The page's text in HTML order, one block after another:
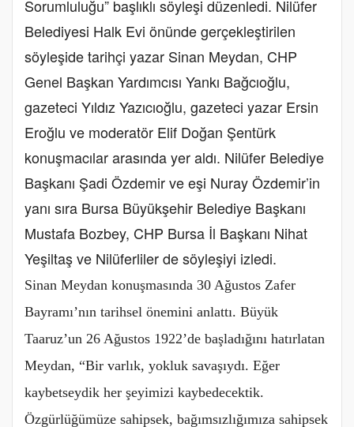
Sorumluluğu” başlıklı söyleşi düzenledi. Nilüfer
Belediyesi Halk Evi önünde gerçekleştirilen
söyleşide tarihçi yazar Sinan Meydan, CHP
Genel Başkan Yardımcısı Yankı Bağcıoğlu,
gazeteci Yıldız Yazıcıoğlu, gazeteci yazar Ersin
Eroğlu ve moderatör Elif Doğan Şentürk
konuşmacılar arasında yer aldı. Nilüfer Belediye
Başkanı Şadi Özdemir ve eşi Nuray Özdemir’in
yanı sıra Bursa Büyükşehir Belediye Başkanı
Mustafa Bozbey, CHP Bursa İl Başkanı Nihat
Yeşiltaş ve Nilüferliler de söyleşiyi izledi.
Sinan Meydan konuşmasında 30 Ağustos Zafer
Bayramı’nın tarihsel önemini anlattı. Büyük
Taaruz’un 26 Ağustos 1922’de başladığını hatırlatan
Meydan, “Bir varlık, yokluk savaşıydı. Eğer
kaybetseydik her şeyimizi kaybedecektik.
Özgürlüğümüze sahipsek, bağımsızlığımıza sahipsek